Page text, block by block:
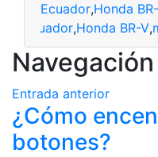
Ecuador,Honda
Ecuador,Honda BR-V,
Entrada anterior
¿Cómo
botones?